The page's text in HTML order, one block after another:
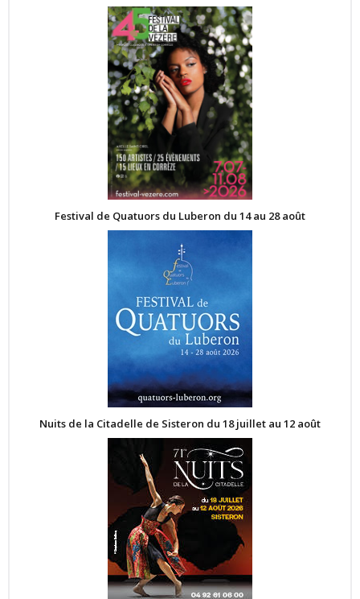
Festival de Quatuors du Luberon du 14 au 28 août
Nuits de la Citadelle de Sisteron du 18 juillet au 12 août